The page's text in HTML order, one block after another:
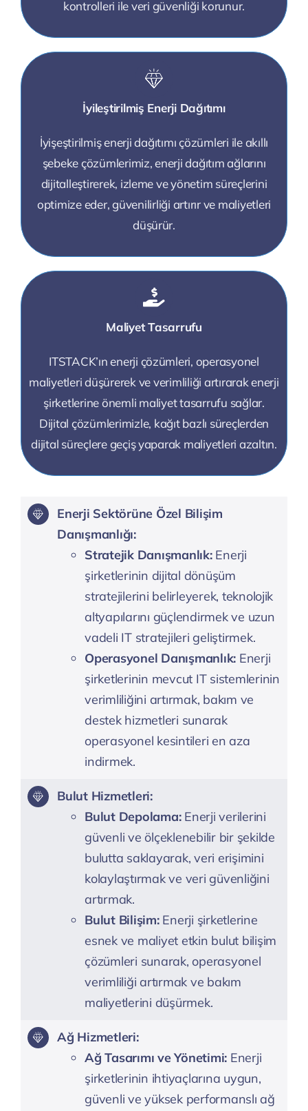
kontrolleri ile veri güvenliği korunur.
İyileştirilmiş Enerji Dağıtımı
İyişeştirilmiş enerji dağıtımı çözümleri ile akıllı
şebeke çözümlerimiz, enerji dağıtım ağlarını
dijitalleştirerek, izleme ve yönetim süreçlerini
optimize eder, güvenilirliği artırır ve maliyetleri
düşürür.
Maliyet Tasarrufu
ITSTACK’ın enerji çözümleri, operasyonel
maliyetleri düşürerek ve verimliliği artırarak enerji
şirketlerine önemli maliyet tasarrufu sağlar.
Dijital çözümlerimizle, kağıt bazlı süreçlerden
dijital süreçlere geçiş yaparak maliyetleri azaltın.
Enerji Sektörüne Özel Bilişim
Danışmanlığı:
Stratejik Danışmanlık:Enerji
şirketlerinin dijital dönüşüm
stratejilerini belirleyerek, teknolojik
altyapılarını güçlendirmek ve uzun
vadeli IT stratejileri geliştirmek.
Operasyonel Danışmanlık: Enerji
şirketlerinin mevcut IT sistemlerinin
verimliliğini artırmak, bakım ve
destek hizmetleri sunarak
operasyonel kesintileri en aza
indirmek.
Bulut Hizmetleri:
Bulut Depolama:Enerji verilerini
güvenli ve ölçeklenebilir bir şekilde
bulutta saklayarak, veri erişimini
kolaylaştırmak ve veri güvenliğini
artırmak.
Bulut Bilişim:Enerji şirketlerine
esnek ve maliyet etkin bulut bilişim
çözümleri sunarak, operasyonel
verimliliği artırmak ve bakım
maliyetlerini düşürmek.
Ağ Hizmetleri:
Ağ Tasarımı ve Yönetimi: Enerji
şirketlerinin ihtiyaçlarına uygun,
güvenli ve yüksek performanslı ağ